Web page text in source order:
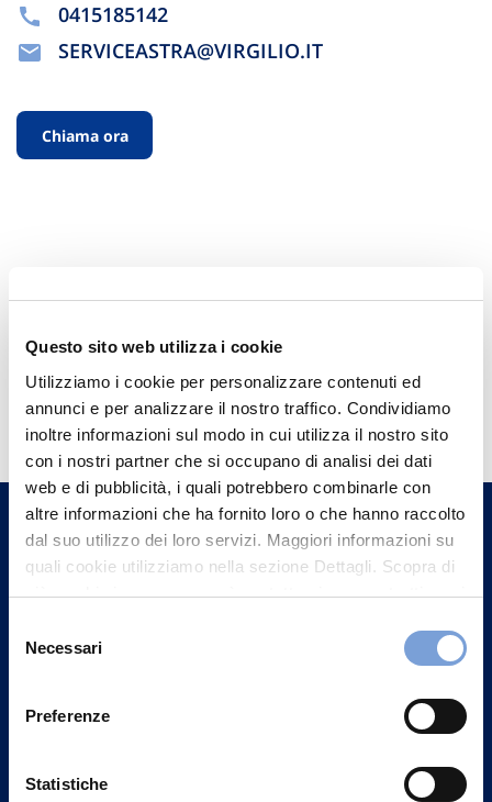
Questo sito web utilizza i cookie
Utilizziamo i cookie per personalizzare contenuti ed
annunci e per analizzare il nostro traffico. Condividiamo
inoltre informazioni sul modo in cui utilizza il nostro sito
con i nostri partner che si occupano di analisi dei dati
web e di pubblicità, i quali potrebbero combinarle con
altre informazioni che ha fornito loro o che hanno raccolto
dal suo utilizzo dei loro servizi. Maggiori informazioni su
quali cookie utilizziamo nella sezione Dettagli. Scopra di
più su chi siamo, come può contattarci e come trattiamo i
può trovare nel footer del sito nella sezione "Informativa
delNecessari
Preferenze
Statistiche
0415185142
SERVICEASTRA@VIRGILIO.IT
Chiama ora
Hai bisogno di
informazioni?
Trova l'Agenzia più vicina a te e parla con
un nostro Agente.
Contattaci